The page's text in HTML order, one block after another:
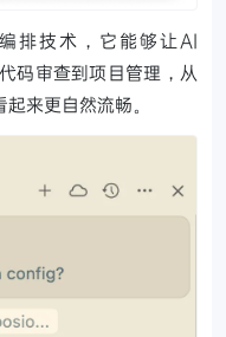
排技术，它能够让AI
码审查到项目管理，从
来更自然流畅。